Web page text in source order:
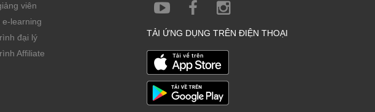
viên
e-learning
đại lý
Affiliate
TẢI ỨNG DỤNG TRÊN ĐIỆN THOẠI